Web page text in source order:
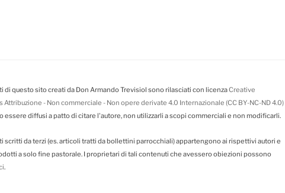
di questo sito creati da Don Armando Trevisiol sono rilasciati con licenzaCreative
Attribuzione - Non commerciale - Non opere derivate 4.0 Internazionale (CC BY-NC-ND 4.0)
essere diffusi a patto di citare l'autore, non utilizzarli a scopi commerciali e non modificarli.
scritti da terzi (es. articoli tratti da bollettini parrocchiali) appartengono ai rispettivi autori e
a solo fine pastorale. I proprietari di tali contenuti che avessero obiezioni possono
.